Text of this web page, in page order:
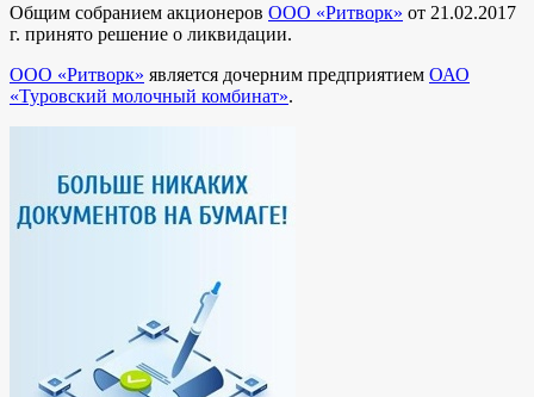
Общим собранием акционеров ООО «Ритворк» от 21.02.2017
г. принято решение о ликвидации.
ООО «Ритворк» является дочерним предприятием ОАО
«Туровский молочный комбинат».